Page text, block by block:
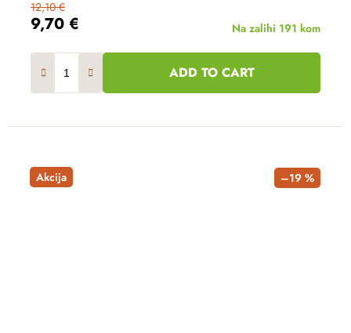
9,70 €
12,10 €
Na zalihi 191 kom
ADD TO CART
Akcija –19 %